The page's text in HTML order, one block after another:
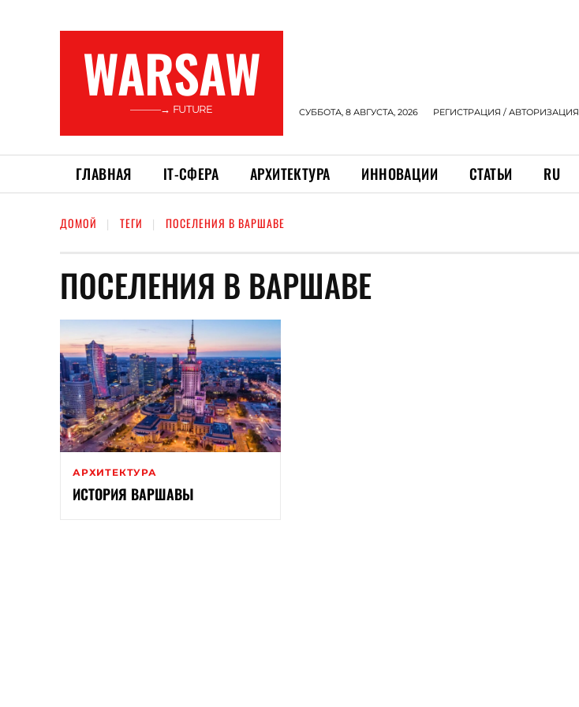
WARSAW
———→ FUTURE СУББОТА, 8 АВГУСТА, 2026 РЕГИСТРАЦИЯ / АВТОРИЗАЦИЯ
ГЛАВНАЯ ІТ-СФЕРА АРХИТЕКТУРА ИННОВАЦИИ СТАТЬИ RU
ДОМОЙ ТЕГИ ПОСЕЛЕНИЯ В ВАРШАВЕ
ПОСЕЛЕНИЯ В ВАРШАВЕ
АРХИТЕКТУРА
ИСТОРИЯ ВАРШАВЫ